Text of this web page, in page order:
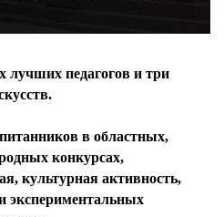
лучших педагогов и три
в областных,
конкурсах,
культурная активность,
экспериментальных